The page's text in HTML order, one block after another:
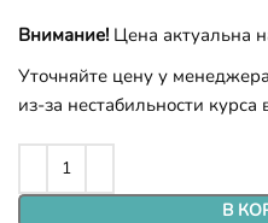
Внимание! Цена актуальна
Уточняйте цену у
из-за нестабильности курса
В